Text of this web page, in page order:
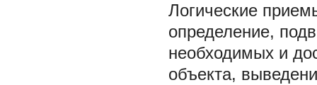
Логические
определение,
необходимых и
объекта,